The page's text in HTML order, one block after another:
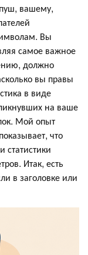
вашему,
Вы
самое важное
должно
вы правы
в виде
на ваше
Мой опыт
что
статистики
Итак, есть
в заголовке или